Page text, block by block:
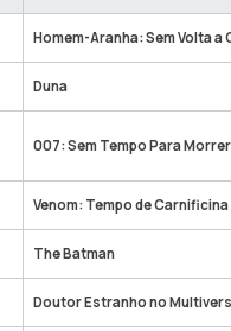
Homem-Aranha: Sem Volta a
Duna
007: Sem Tempo Para Morrer
Venom: Tempo de Carnificina
The Batman
Doutor Estranho no